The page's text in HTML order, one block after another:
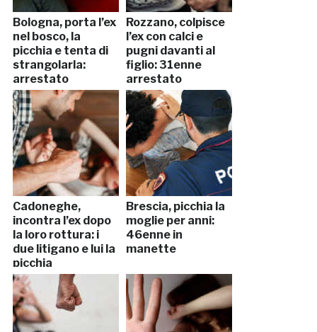
Bologna, porta l’ex
nel bosco, la
picchia e tenta di
strangolarla:
arrestato
Rozzano, colpisce
l’ex con calci e
pugni davanti al
figlio: 31enne
arrestato
Cadoneghe,
incontra l’ex dopo
la loro rottura: i
due litigano e lui la
picchia
Brescia, picchia la
moglie per anni:
46enne in
manette